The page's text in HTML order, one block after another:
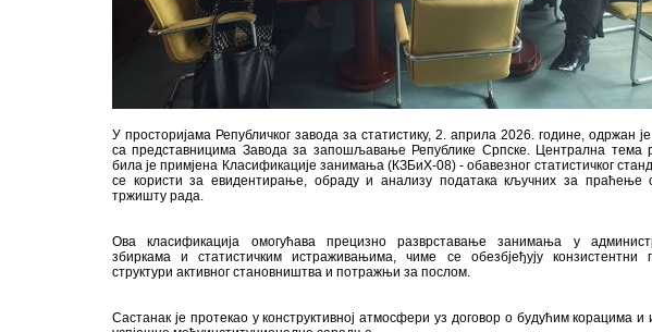
У просторијама Републичког завода за статистику, 2. априла 2026. године, одржан
са представницима Завода за запошљавање Републике Српске. Централна тема
била је примјена Класификације занимања (КЗБиХ-08) - обавезног статистичког
се користи за евидентирање, обраду и анализу података кључних за праћење
тржишту рада.
Ова класификација омогућава прецизно разврставање занимања у
збиркама и статистичким истраживањима, чиме се обезбјеђују конзистентни
структури активног становништва и потражњи за послом.
Састанак је протекао у конструктивној атмосфери уз договор о будућим корацима и